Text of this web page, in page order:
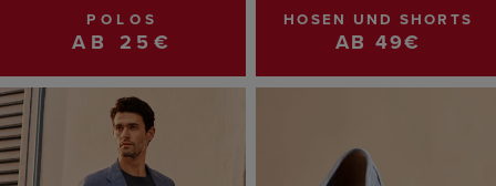
POLOS
AB 25€
HOSEN UND SHORTS
AB 49€